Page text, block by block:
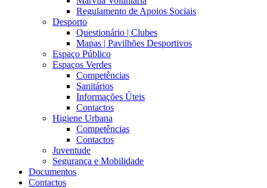
Regulamento de Apoios Sociais
Desporto
Questionário | Clubes
Mapas | Pavilhões Desportivos
Espaço Público
Espaços Verdes
Competências
Sanitários
Informações Úteis
Contactos
Higiene Urbana
Competências
Contactos
Juventude
Segurança e Mobilidade
Documentos
Contactos